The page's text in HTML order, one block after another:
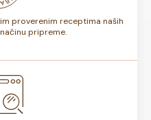
proverenim receptima naših
pripreme.